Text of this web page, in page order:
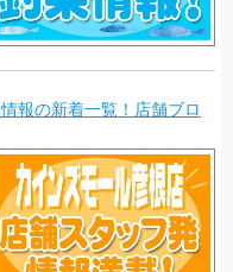
報の新着一覧！店舗ブロ